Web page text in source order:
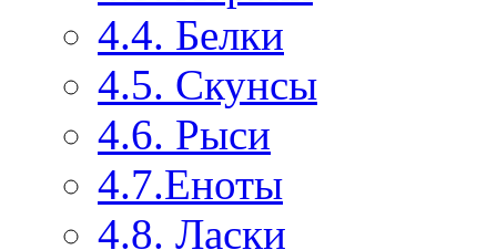
4.4. Белки
4.5. Скунсы
4.6. Рыси
4.7.Еноты
4.8. Ласки